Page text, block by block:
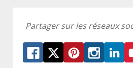
Partager sur les réseaux